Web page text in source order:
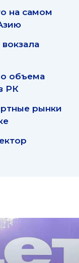
на самом
объема
РК
рынки